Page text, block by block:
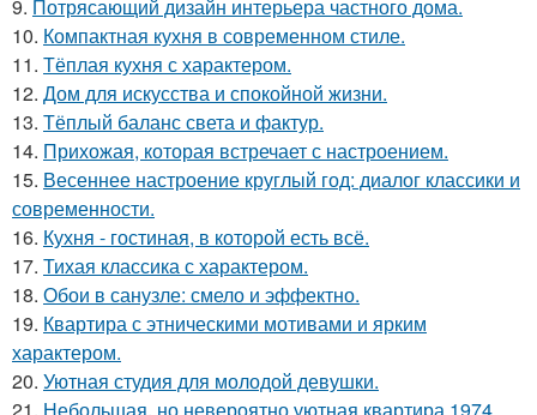
9. Потрясающий дизайн интерьера частного дома.
10. Компактная кухня в современном стиле.
11. Тёплая кухня с характером.
12. Дом для искусства и спокойной жизни.
13. Тёплый баланс света и фактур.
14. Прихожая, которая встречает с настроением.
15. Весеннее настроение круглый год: диалог классики и
современности.
16. Кухня - гостиная, в которой есть всё.
17. Тихая классика с характером.
18. Обои в санузле: смело и эффектно.
19. Квартира с этническими мотивами и ярким
характером.
20. Уютная студия для молодой девушки.
21. Небольшая, но невероятно уютная квартира 1974